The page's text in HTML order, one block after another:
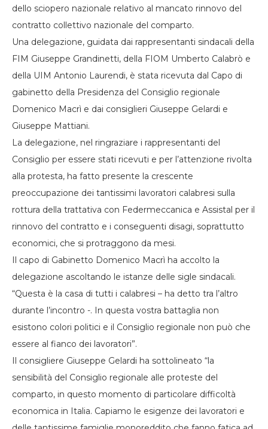
dello sciopero nazionale relativo al mancato rinnovo del
contratto collettivo nazionale del comparto.
Una delegazione, guidata dai rappresentanti sindacali della
FIM Giuseppe Grandinetti, della FIOM Umberto Calabrò e
della UIM Antonio Laurendi, è stata ricevuta dal Capo di
gabinetto della Presidenza del Consiglio regionale
Domenico Macrì e dai consiglieri Giuseppe Gelardi e
Giuseppe Mattiani.
La delegazione, nel ringraziare i rappresentanti del
Consiglio per essere stati ricevuti e per l’attenzione rivolta
alla protesta, ha fatto presente la crescente
preoccupazione dei tantissimi lavoratori calabresi sulla
rottura della trattativa con Federmeccanica e Assistal per il
rinnovo del contratto e i conseguenti disagi, soprattutto
economici, che si protraggono da mesi.
Il capo di Gabinetto Domenico Macrì ha accolto la
delegazione ascoltando le istanze delle sigle sindacali.
“Questa è la casa di tutti i calabresi – ha detto tra l’altro
durante l’incontro -. In questa vostra battaglia non
esistono colori politici e il Consiglio regionale non può che
essere al fianco dei lavoratori”.
Il consigliere Giuseppe Gelardi ha sottolineato “la
sensibilità del Consiglio regionale alle proteste del
comparto, in questo momento di particolare difficoltà
economica in Italia. Capiamo le esigenze dei lavoratori e